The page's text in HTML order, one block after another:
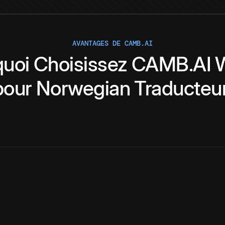
AVANTAGES DE CAMB.AI
Choisissez CAMB.AI
Norwegian